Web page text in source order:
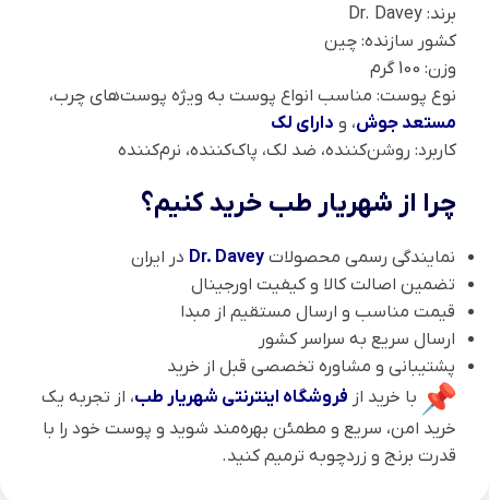
برند: Dr. Davey
کشور سازنده: چین
وزن: 100 گرم
نوع پوست: مناسب انواع پوست به‌ ویژه پوست‌های چرب،
مستعد جوش، و دارای لک
کاربرد: روشن‌کننده، ضد لک، پاک‌کننده، نرم‌کننده
چرا از شهریار طب خرید کنیم؟
نمایندگی رسمی محصولات Dr. Davey در ایران
تضمین اصالت کالا و کیفیت اورجینال
قیمت مناسب و ارسال مستقیم از مبدا
ارسال سریع به سراسر کشور
پشتیبانی و مشاوره تخصصی قبل از خرید
با خرید از فروشگاه اینترنتی شهریار طب، از تجربه یک
خرید امن، سریع و مطمئن بهره‌مند شوید و پوست خود را با
قدرت برنج و زردچوبه ترمیم کنید.